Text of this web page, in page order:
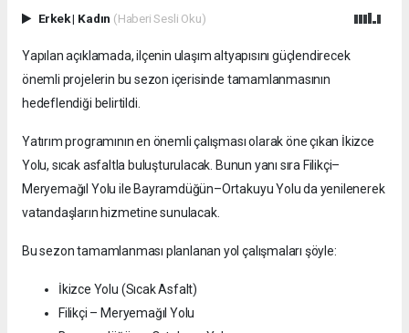
Erkek| Kadın (Haberi Sesli Oku)
Yapılan açıklamada, ilçenin ulaşım altyapısını güçlendirecek
önemli projelerin bu sezon içerisinde tamamlanmasının
hedeflendiği belirtildi.
Yatırım programının en önemli çalışması olarak öne çıkan İkizce
Yolu, sıcak asfaltla buluşturulacak. Bunun yanı sıra Filikçi–
Meryemağıl Yolu ile Bayramdüğün–Ortakuyu Yolu da yenilenerek
vatandaşların hizmetine sunulacak.
Bu sezon tamamlanması planlanan yol çalışmaları şöyle:
İkizce Yolu (Sıcak Asfalt)
Filikçi – Meryemağıl Yolu